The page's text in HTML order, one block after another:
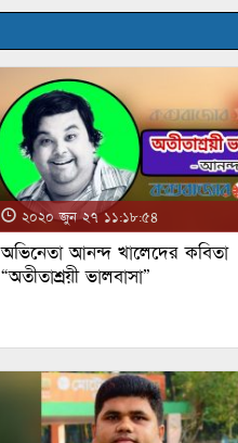
২০২০ জুন ২৭ ১১:১৮:৫৪
অভিনেতা আনন্দ খালেদের কবিতা
“অতীতাশ্রয়ী ভালবাসা”